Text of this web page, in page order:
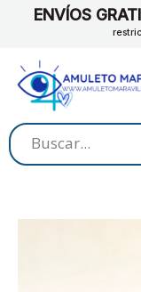
ENVÍOS
cantidad